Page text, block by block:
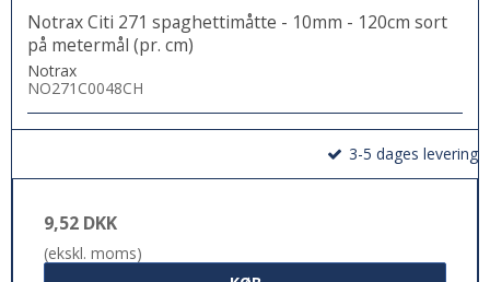
Notrax Citi 271 spaghettimåtte - 10mm - 120cm sort
på metermål (pr. cm)
Notrax
NO271C0048CH
3-5 dages levering
9,52 DKK
(ekskl. moms)